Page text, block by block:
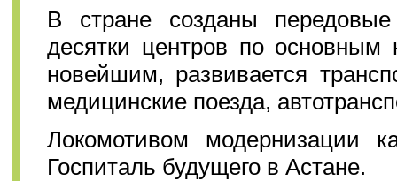
В стране созданы передовые
десятки центров по
новейшим, развивается
медицинские поезда,
Локомотивом модернизации
Госпиталь будущего в Астане.